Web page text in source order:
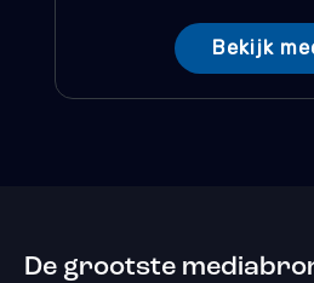
Bekijk
De grootste